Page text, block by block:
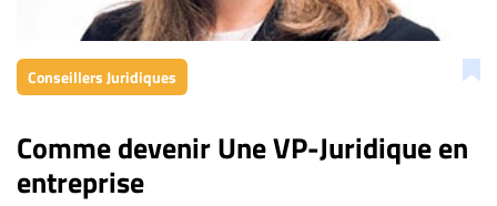
Conseillers Juridiques
Comme devenir Une VP-Juridique en
entreprise